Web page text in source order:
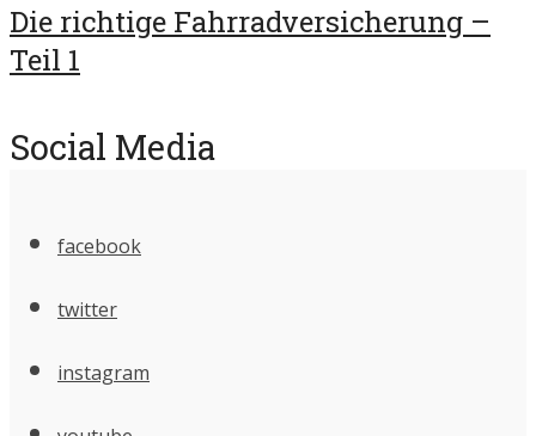
Die richtige Fahrradversicherung –
Teil 1
Social Media
facebook
twitter
instagram